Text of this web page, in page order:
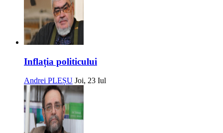
Inflația politicului
Andrei PLEȘU Joi, 23 Iul